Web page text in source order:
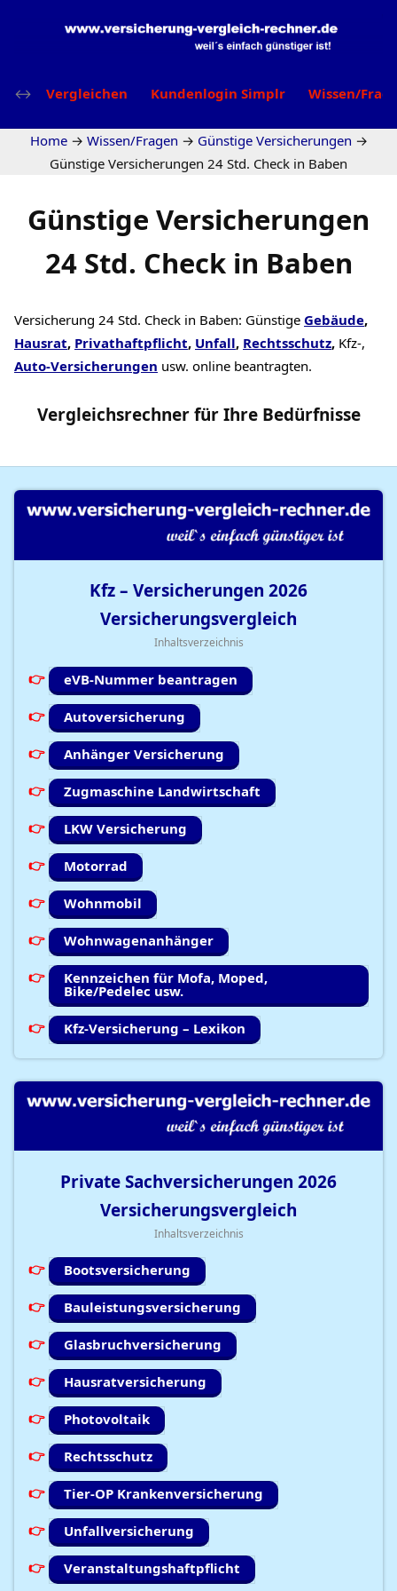
Vergleichen Kundenlogin Simplr Wissen/
Home → Wissen/Fragen → Günstige Versicherungen →
Günstige Versicherungen 24 Std. Check in Baben
Günstige Versicherungen
24 Std. Check in Baben
Versicherung 24 Std. Check in Baben: Günstige Gebäude,
Hausrat, Privathaftpflicht, Unfall, Rechtsschutz, Kfz-,
Auto-Versicherungen usw. online beantragten.
Vergleichsrechnerfür Ihre Bedürfnisse
Kfz – Versicherungen 2026
Versicherungsvergleich
Inhaltsverzeichnis
eVB-Nummer beantragen
Autoversicherung
Anhänger Versicherung
Zugmaschine Landwirtschaft
LKW Versicherung
Motorrad
Wohnmobil
Wohnwagenanhänger
Kennzeichen für Mofa, Moped,
Bike/Pedelec usw.
Kfz-Versicherung – Lexikon
Private Sachversicherungen 2026
Versicherungsvergleich
Inhaltsverzeichnis
Bootsversicherung
Bauleistungsversicherung
Glasbruchversicherung
Hausratversicherung
Photovoltaik
Rechtsschutz
Tier-OP Krankenversicherung
Unfallversicherung
Veranstaltungshaftpflicht